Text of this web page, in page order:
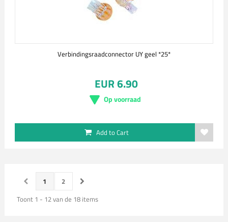
Verbindingsraadconnector UY geel *25*
EUR 6.90
Op voorraad
Add to Cart
1
2
Toont 1 - 12 van de 18 items